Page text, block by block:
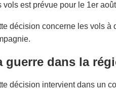
vols est prévue pour le 1er
décision concerne les vols à
guerre dans la
décision intervient dans un